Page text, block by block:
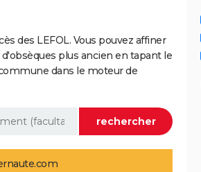
des LEFOL. Vous pouvez affiner
plus ancien en tapant le
dans le moteur de